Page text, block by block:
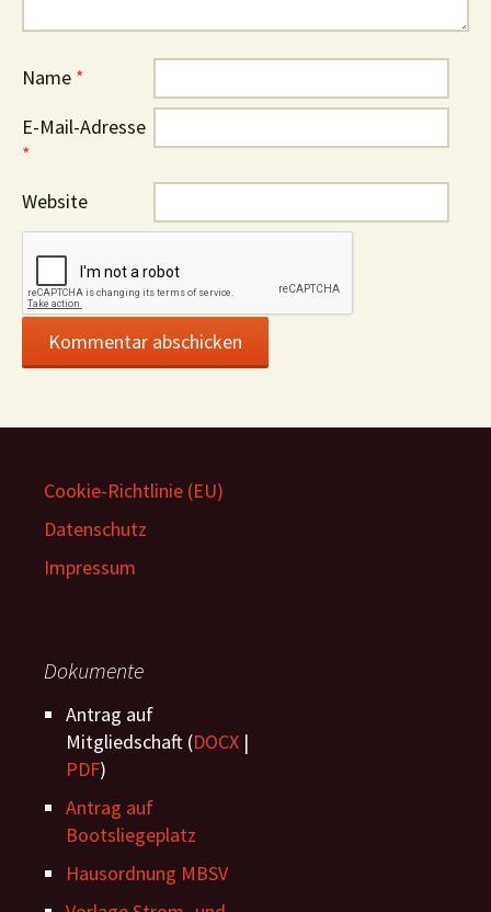
Name *
E-Mail-Adresse
*
Website
Cookie-Richtlinie (EU)
Datenschutz
Impressum
Dokumente
Antrag auf
Mitgliedschaft (DOCX |
PDF)
Antrag auf
Bootsliegeplatz
Hausordnung MBSV